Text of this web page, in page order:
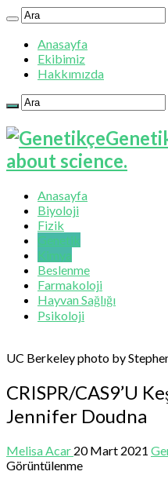
Anasayfa
Ekibimiz
Hakkımızda
about science.
Anasayfa
Biyoloji
Fizik
Genetik
Kimya
Beslenme
Farmakoloji
Hayvan Sağlığı
Psikoloji
UC Berkeley photo by
CRISPR/CAS9’U
Jennifer Doudna
Melisa Acar 20 Mart 2021
Görüntülenme